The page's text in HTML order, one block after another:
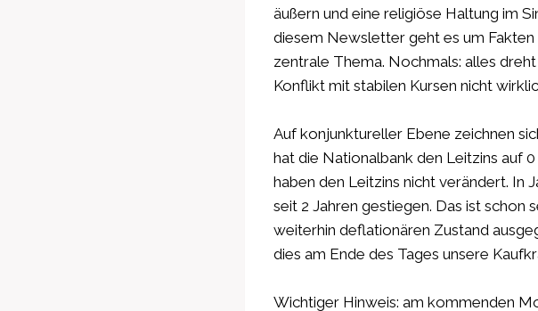
äußern und eine religiöse Haltung im
diesem Newsletter geht es um Fakten
zentrale Thema. Nochmals: alles
Konflikt mit stabilen Kursen nicht
Auf konjunktureller Ebene zeichnen
hat die Nationalbank den Leitzins auf
haben den Leitzins nicht verändert. In
seit 2 Jahren gestiegen. Das ist schon
weiterhin deflationären Zustand
dies am Ende des Tages unsere
Wichtiger Hinweis: am kommenden